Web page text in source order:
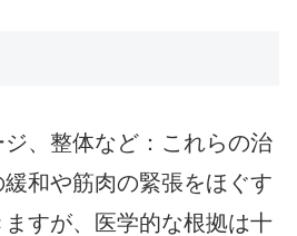
、整体など：これらの治
和や筋肉の緊張をほぐす
すが、医学的な根拠は十